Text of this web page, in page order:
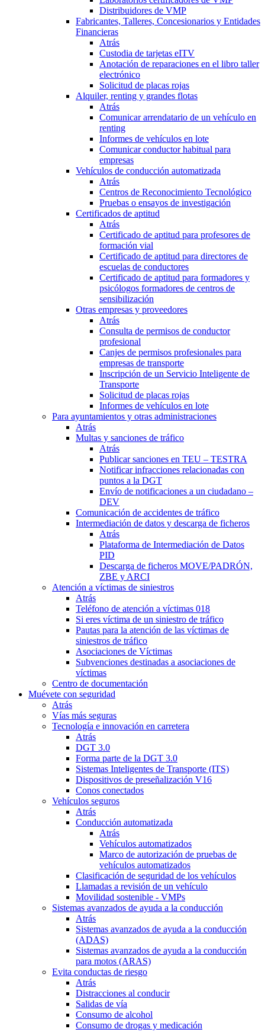
Distribuidores de VMP
Fabricantes, Talleres, Concesionarios y Entidades
Financieras
Atrás
Custodia de tarjetas eITV
Anotación de reparaciones en el libro taller
electrónico
Solicitud de placas rojas
Alquiler, renting y grandes flotas
Atrás
Comunicar arrendatario de un vehículo en
renting
Informes de vehículos en lote
Comunicar conductor habitual para
empresas
Vehículos de conducción automatizada
Atrás
Centros de Reconocimiento Tecnológico
Pruebas o ensayos de investigación
Certificados de aptitud
Atrás
Certificado de aptitud para profesores de
formación vial
Certificado de aptitud para directores de
escuelas de conductores
Certificado de aptitud para formadores y
psicólogos formadores de centros de
sensibilización
Otras empresas y proveedores
Atrás
Consulta de permisos de conductor
profesional
Canjes de permisos profesionales para
empresas de transporte
Inscripción de un Servicio Inteligente de
Transporte
Solicitud de placas rojas
Informes de vehículos en lote
Para ayuntamientos y otras administraciones
Atrás
Multas y sanciones de tráfico
Atrás
Publicar sanciones en TEU – TESTRA
Notificar infracciones relacionadas con
puntos a la DGT
Envío de notificaciones a un ciudadano –
DEV
Comunicación de accidentes de tráfico
Intermediación de datos y descarga de ficheros
Atrás
Plataforma de Intermediación de Datos
PID
Descarga de ficheros MOVE/PADRÓN,
ZBE y ARCI
Atención a víctimas de siniestros
Atrás
Teléfono de atención a víctimas 018
Si eres víctima de un siniestro de tráfico
Pautas para la atención de las víctimas de
siniestros de tráfico
Asociaciones de Víctimas
Subvenciones destinadas a asociaciones de
víctimas
Centro de documentación
Muévete con seguridad
Atrás
Vías más seguras
Tecnología e innovación en carretera
Atrás
DGT 3.0
Forma parte de la DGT 3.0
Sistemas Inteligentes de Transporte (ITS)
Dispositivos de preseñalización V16
Conos conectados
Vehículos seguros
Atrás
Conducción automatizada
Atrás
Vehículos automatizados
Marco de autorización de pruebas de
vehículos automatizados
Clasificación de seguridad de los vehículos
Llamadas a revisión de un vehículo
Movilidad sostenible - VMPs
Sistemas avanzados de ayuda a la conducción
Atrás
Sistemas avanzados de ayuda a la conducción
(ADAS)
Sistemas avanzados de ayuda a la conducción
para motos (ARAS)
Evita conductas de riesgo
Atrás
Distracciones al conducir
Salidas de vía
Consumo de alcohol
Consumo de drogas y medicación